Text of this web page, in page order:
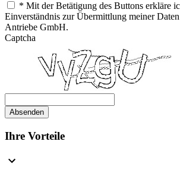
* Mit der Betätigung des Buttons erkläre
Einverständnis zur Übermittlung meiner
Antriebe GmbH.
Captcha
Absenden
Ihre Vorteile